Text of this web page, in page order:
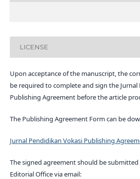
LICENSE
Upon acceptance of the manuscript, the
be required to complete and sign the Jurnal
Publishing Agreement before the article
The Publishing Agreement Form can be
Jurnal Pendidikan Vokasi Publishing
The signed agreement should be
Editorial Office via email: